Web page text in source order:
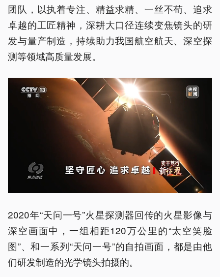
团队，以执着专注、精益求精、一丝不苟、追求
卓越的工匠精神，深耕大口径连续变焦镜头的研
发与量产制造，持续助力我国航空航天、深空探
测等领域高质量发展。
2020年“天问一号”火星探测器回传的火星影像与
深空画面中，一组相距120万公里的“太空笑脸
图”、和一系列“天问一号”的自拍画面，都是由他
们研发制造的光学镜头拍摄的。